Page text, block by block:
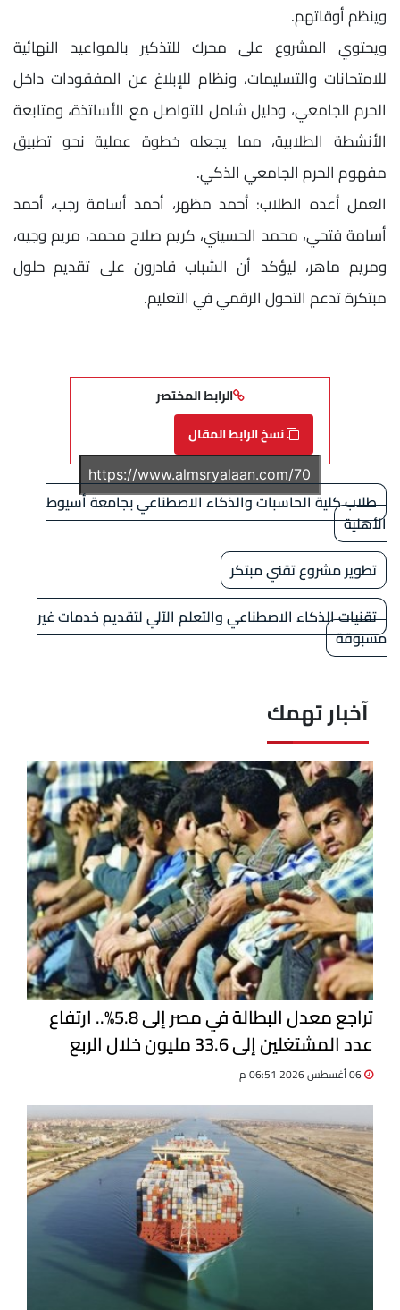
وينظم أوقاتهم.
ويحتوي المشروع على محرك للتذكير بالمواعيد النهائية
للامتحانات والتسليمات، ونظام للإبلاغ عن المفقودات داخل
الحرم الجامعي، ودليل شامل للتواصل مع الأساتذة، ومتابعة
الأنشطة الطلابية، مما يجعله خطوة عملية نحو تطبيق
مفهوم الحرم الجامعي الذكي.
العمل أعده الطلاب: أحمد مظهر، أحمد أسامة رجب، أحمد
أسامة فتحي، محمد الحسيني، كريم صلاح محمد، مريم وجيه،
ومريم ماهر، ليؤكد أن الشباب قادرون على تقديم حلول
مبتكرة تدعم التحول الرقمي في التعليم.
الرابط المختصر
نسخ الرابط المقال
طلاب كلية الحاسبات والذكاء الاصطناعي بجامعة أسيوط
الأهلية
تطوير مشروع تقني مبتكر
تقنيات الذكاء الاصطناعي والتعلم الآلي لتقديم خدمات غير
مسبوقة
آخبار تهمك
تراجع معدل البطالة في مصر إلى 5.8%.. ارتفاع
عدد المشتغلين إلى 33.6 مليون خلال الربع
الثاني 2026